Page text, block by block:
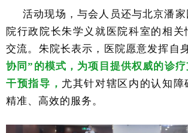
活动现场，与会人员还与北京潘
院行政院长朱学义就医院科室的相关
交流。朱院长表示，医院愿意发挥自
协同”的模式，为项目提供权威的诊
干预指导， 尤其针对辖区内的认知障
精准、高效的服务。